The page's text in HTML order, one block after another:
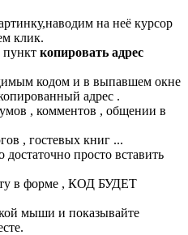
на неё курсор
клик.
копировать адрес
кодом и в выпавшем окне
адрес .
, комментов , общении в
, гостевых книг ...
просто вставить
в форме , КОД БУДЕТ
мыши и показывайте